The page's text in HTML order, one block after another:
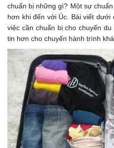
chuẩn bị những gì? Một sự
hơn khi đến với Úc. Bài viết dưới
việc cần chuẩn bị cho chuyến
tin hơn cho chuyến hành trình